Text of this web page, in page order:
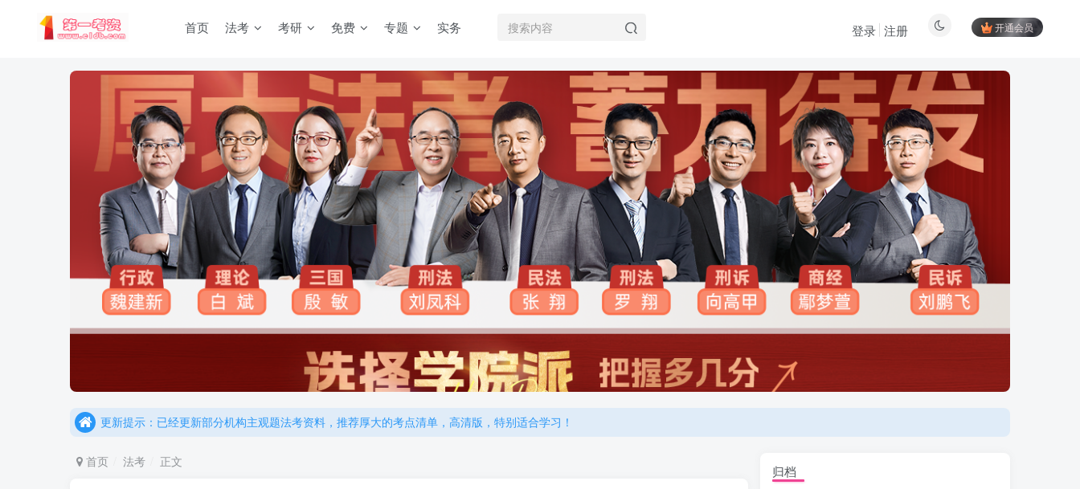
首页 法考 考研 免费 专题 实务 开通会员
登录 注册
更新提示：已经更新部分机构主观题法考资料，推荐厚大的考点清单，高清版，特别适合学习！
重要通知：因网站调整，现已经关闭手机号登录，请手机注册用户及时添加客服微信（微信号：dykz180），客服会协助将登陆方式更改为邮箱登录！
更新提示：已经更新部分机构主观题法考资料，推荐厚大的考点清单，高清版，特别适合学习！
首页 法考 正文
归档